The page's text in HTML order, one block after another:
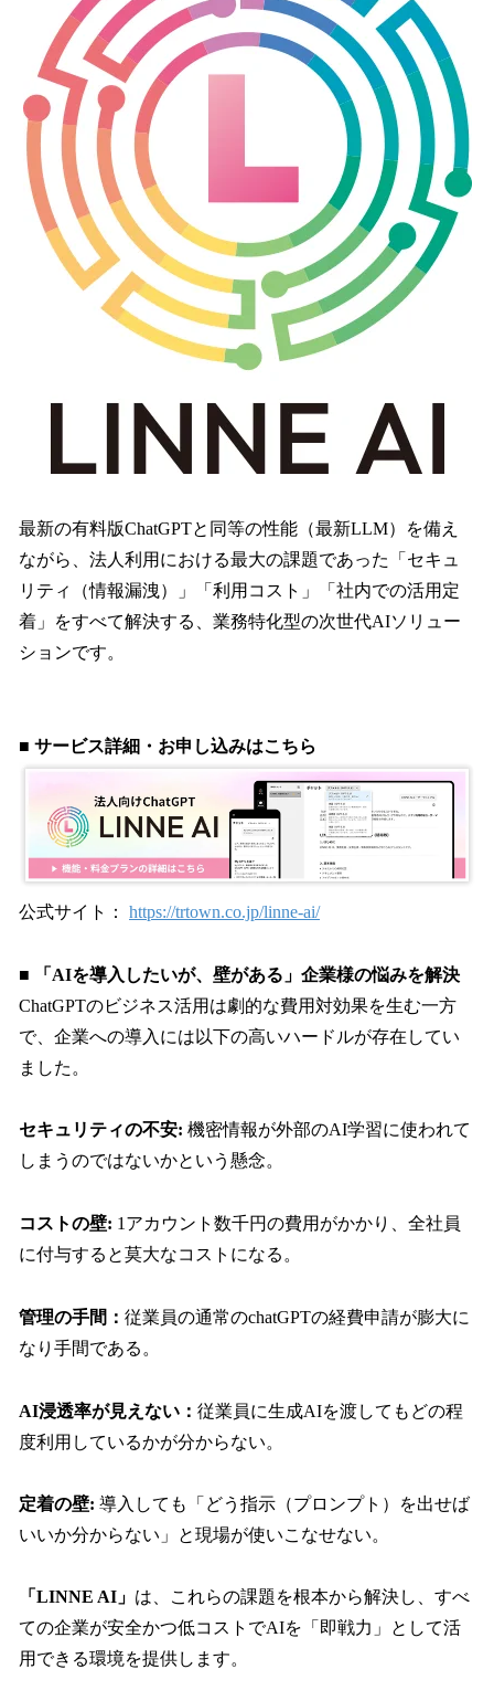
最新の有料版ChatGPTと同等の性能（最新LLM）を備え
ながら、法人利用における最大の課題であった「セキュ
リティ（情報漏洩）」「利用コスト」「社内での活用定
着」をすべて解決する、業務特化型の次世代AIソリュー
ションです。
■ サービス詳細・お申し込みはこちら
公式サイト： https://trtown.co.jp/linne-ai/
■ 「AIを導入したいが、壁がある」企業様の悩みを解決
ChatGPTのビジネス活用は劇的な費用対効果を生む一方
で、企業への導入には以下の高いハードルが存在してい
ました。
セキュリティの不安: 機密情報が外部のAI学習に使われて
しまうのではないかという懸念。
コストの壁: 1アカウント数千円の費用がかかり、全社員
に付与すると莫大なコストになる。
管理の手間： 従業員の通常のchatGPTの経費申請が膨大に
なり手間である。
AI浸透率が見えない： 従業員に生成AIを渡してもどの程
度利用しているかが分からない。
定着の壁: 導入しても「どう指示（プロンプト）を出せば
いいか分からない」と現場が使いこなせない。
「LINNE AI」 は、これらの課題を根本から解決し、すべ
ての企業が安全かつ低コストでAIを「即戦力」として活
用できる環境を提供します。